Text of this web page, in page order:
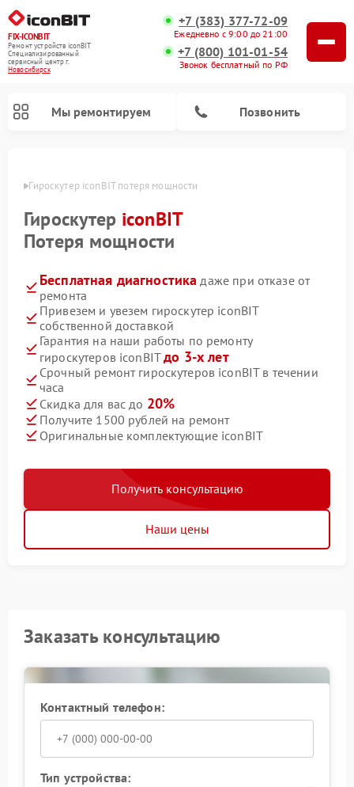
FIX-ICONBIT
Ремонт устройств iconBIT
Специализированный
cервисный центр г.
Новосибирск
+7 (383) 377-72-09
Ежедневно с 9:00 до 21:00
+7 (800) 101-01-54
Звонок бесплатный по РФ
Мы ремонтируем Позвонить
Гироскутер iconBIT потеря мощности
Гироскутер iconBIT
Потеря мощности
Бесплатная диагностика даже при отказе от
ремонта
Привезем и увезем гироскутер iconBIT
собственной доставкой
Гарантия на наши работы по ремонту
гироскутеров iconBITдо 3-х лет
Срочный ремонт гироскутеров iconBIT в течении
часа
Скидка для вас до 20%
Получите 1500 рублей на ремонт
Оригинальные комплектующие iconBIT
Получить консультацию
Наши цены
Заказать консультацию
Контактный телефон:
Тип устройства: